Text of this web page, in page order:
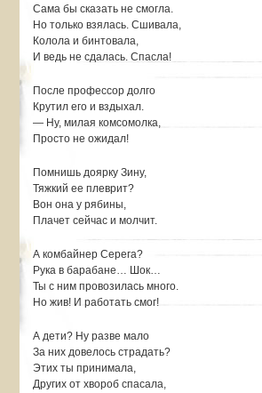
Сама бы сказать не смогла.
Но только взялась. Сшивала,
Колола и бинтовала,
И ведь не сдалась. Спасла!
После профессор долго
Крутил его и вздыхал.
— Ну, милая комсомолка,
Просто не ожидал!
Помнишь доярку Зину,
Тяжкий ее плеврит?
Вон она у рябины,
Плачет сейчас и молчит.
А комбайнер Серега?
Рука в барабане… Шок…
Ты с ним провозилась много.
Но жив! И работать смог!
А дети? Ну разве мало
За них довелось страдать?
Этих ты принимала,
Других от хвороб спасала,